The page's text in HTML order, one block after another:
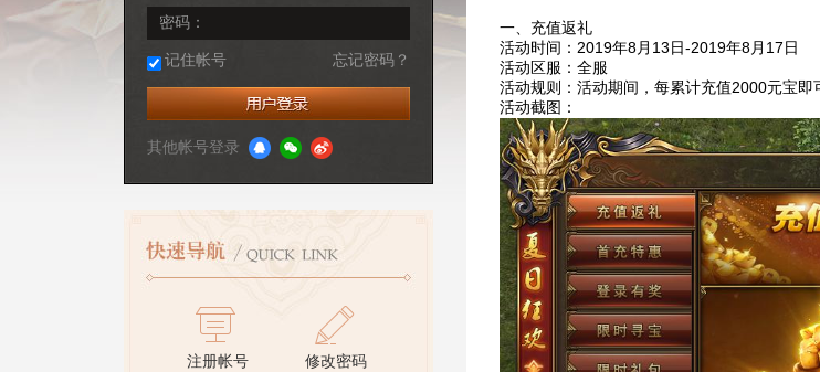
密码：
记住帐号 忘记密码？
其他帐号登录
注册帐号 修改密码
一、充值返礼
活动时间：2019年8月13日-2019年8月17日
活动区服：全服
活动规则：活动期间，每累计充值2000元宝
活动截图：